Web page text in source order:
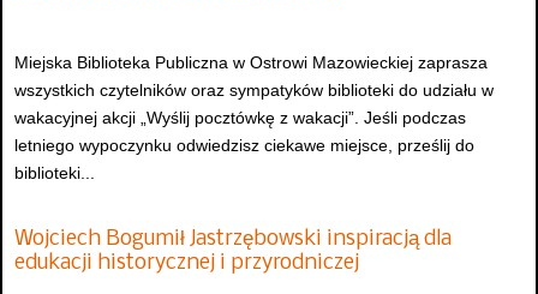
Miejska Biblioteka Publiczna w Ostrowi Mazowieckiej zaprasza
wszystkich czytelników oraz sympatyków biblioteki do udziału w
wakacyjnej akcji „Wyślij pocztówkę z wakacji”. Jeśli podczas
letniego wypoczynku odwiedzisz ciekawe miejsce, prześlij do
biblioteki...
Wojciech Bogumił Jastrzębowski inspiracją dla
edukacji historycznej i przyrodniczej